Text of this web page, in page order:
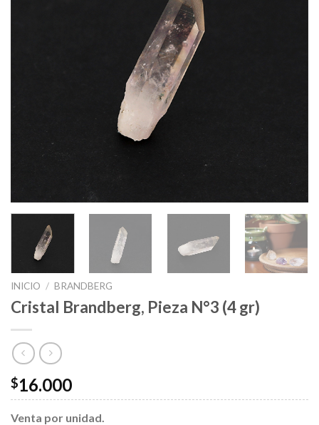
INICIO / BRANDBERG
Cristal Brandberg, Pieza N°3 (4 gr)
$16.000
Venta por unidad.